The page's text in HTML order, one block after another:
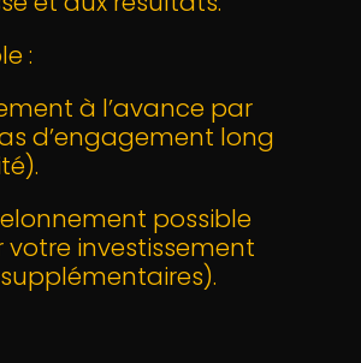
:
à l’avance par
d’engagement long
possible
investissement